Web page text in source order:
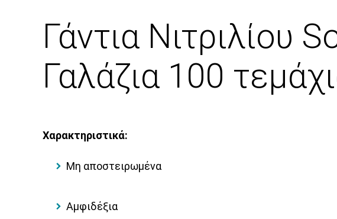
Γάντια Νιτριλίου
Γαλάζια 100
Χαρακτηριστικά:
Μη αποστειρωμένα
Αμφιδέξια